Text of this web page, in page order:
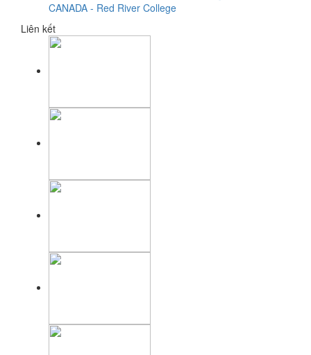
CANADA - Red River College
Liên kết